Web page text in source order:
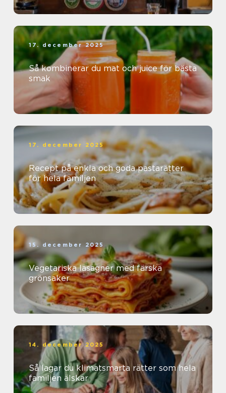
17. december 2025
Så kombinerar du mat och juice för bästa
smak
17. december 2025
Recept på enkla och goda pastarätter
för hela familjen
15. december 2025
Vegetariska lasagner med färska
grönsaker
14. december 2025
Så lagar du klimatsmarta rätter som hela
familjen älskar